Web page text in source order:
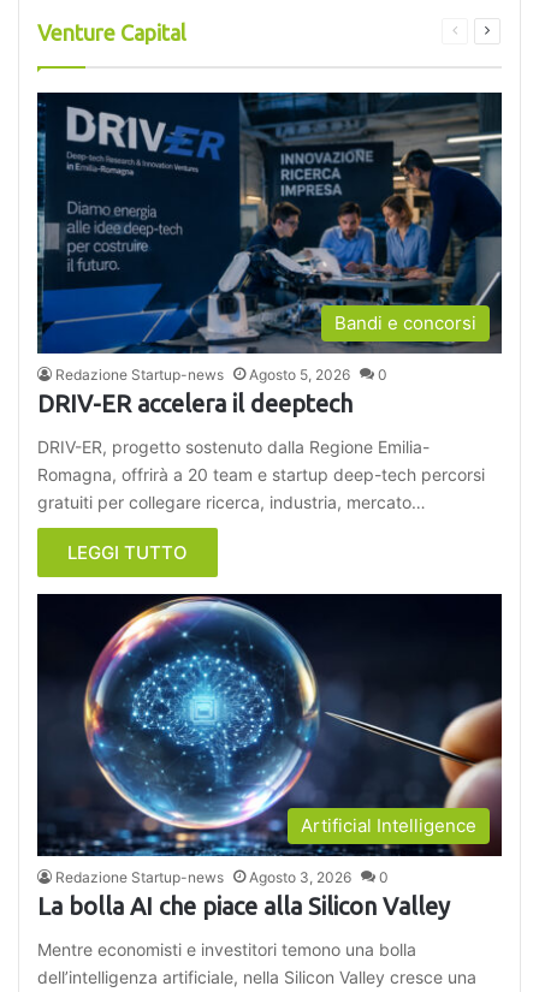
Venture Capital
PaginaPagina
Bandi e concorsi
Redazione Startup-news Agosto 5, 2026 0
DRIV-ER accelera il deeptech
DRIV-ER, progetto sostenuto dalla Regione Emilia-
Romagna, offrirà a 20 team e startup deep-tech percorsi
gratuiti per collegare ricerca, industria, mercato…
LEGGI TUTTO
Artificial Intelligence
Redazione Startup-news Agosto 3, 2026 0
La bolla AI che piace alla Silicon Valley
Mentre economisti e investitori temono una bolla
dell’intelligenza artificiale, nella Silicon Valley cresce una